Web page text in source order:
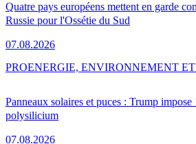
Quatre pays européens mettent en garde
Russie pour l'Ossétie du Sud
07.08.2026
Panneaux solaires et puces : Trump impose
polysilicium
07.08.2026
PROENERGIE, ENVIRONNEMENT